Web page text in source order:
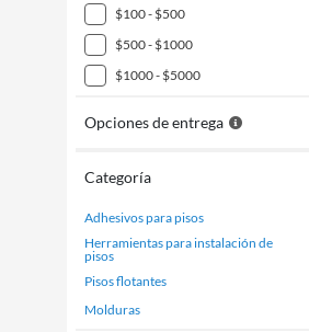
$100 - $500
$500 - $1000
$1000 - $5000
Opciones de entrega
Categoría
adhesivos para pisos
herramientas para instalación de
pisos
pisos flotantes
molduras